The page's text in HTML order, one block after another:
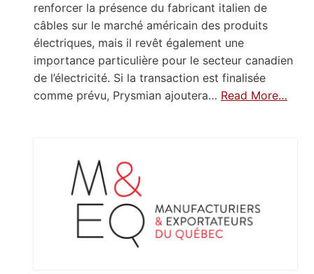
renforcer la présence du fabricant italien de
câbles sur le marché américain des produits
électriques, mais il revêt également une
importance particulière pour le secteur canadien
de l’électricité. Si la transaction est finalisée
comme prévu, Prysmian ajoutera… Read More…